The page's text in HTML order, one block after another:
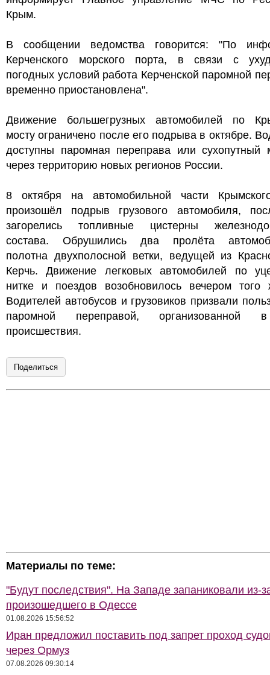
Крым.
В сообщении ведомства говорится: "По
Керченского морского порта, в связи с
погодных условий работа Керченской паромной
временно приостановлена".
Движение большегрузных автомобилей по
мосту ограничено после его подрыва в октябре.
доступны паромная переправа или сухопутный
через территорию новых регионов России.
8 октября на автомобильной части
произошёл подрыв грузового автомобиля,
загорелись топливные цистерны
состава. Обрушились два пролёта
полотна двухполосной ветки, ведущей из
Керчь. Движение легковых автомобилей по
нитке и поездов возобновилось вечером
Водителей автобусов и грузовиков призвали
паромной переправой, организованной
происшествия.
Поделиться
Материалы по теме:
"Будут последствия". На Западе запаниковали из-
произошедшего в Одессе
01.08.2026 15:56:52
Иран предложил поставить под запрет проход
через Ормуз
07.08.2026 09:30:14